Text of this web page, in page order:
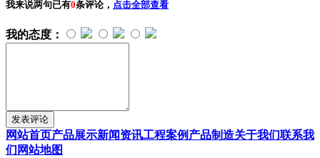
我来说两句已有0条评论， 点击全部查看
我的态度：
网站首页产品展示新闻资讯工程案例 产品制造关于我们联系我
们 网站地图